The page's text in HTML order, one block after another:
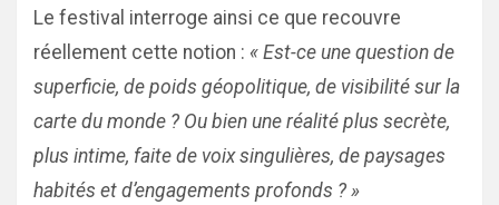
Le festival interroge ainsi ce que recouvre
réellement cette notion : « Est-ce une question de
superficie, de poids géopolitique, de visibilité sur la
carte du monde ? Ou bien une réalité plus secrète,
plus intime, faite de voix singulières, de paysages
habités et d’engagements profonds ? »